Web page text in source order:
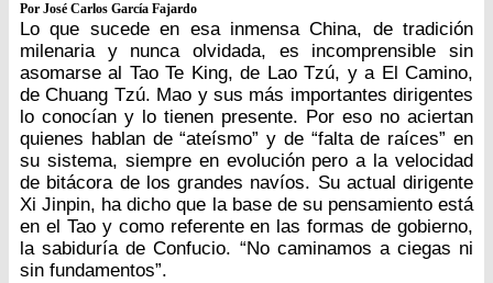
Por José Carlos García Fajardo
Lo que sucede en esa inmensa China, de tradición
milenaria y nunca olvidada, es incomprensible sin
asomarse al Tao Te King, de Lao Tzú, y a El Camino,
de Chuang Tzú. Mao y sus más importantes dirigentes
lo conocían y lo tienen presente. Por eso no aciertan
quienes hablan de “ateísmo” y de “falta de raíces” en
su sistema, siempre en evolución pero a la velocidad
de bitácora de los grandes navíos. Su actual dirigente
Xi Jinpin, ha dicho que la base de su pensamiento está
en el Tao y como referente en las formas de gobierno,
la sabiduría de Confucio. “No caminamos a ciegas ni
sin fundamentos”.